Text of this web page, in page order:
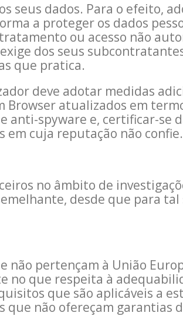
seus dados. Para o efeito,
a proteger os dados
ou acesso não
dos seus
que pratica.
deve adotar medidas
atualizados em
anti-spyware e, certificar-se
cuja reputação não confie.
no âmbito de
desde que para tal
não pertençam à União
no que respeita à
que são aplicáveis a
que não ofereçam garantias